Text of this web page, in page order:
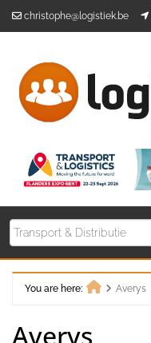
christophe@logistiek.be
You are here:
Averys
Averys